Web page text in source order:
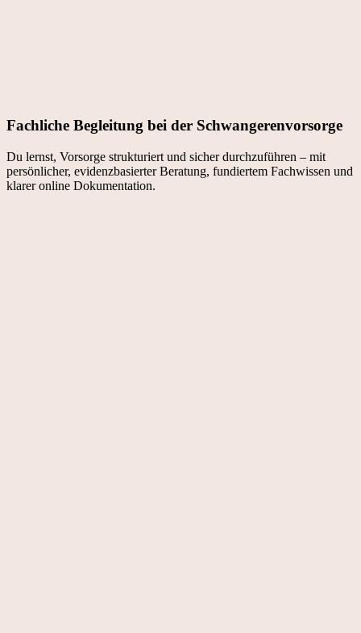
Fachliche Begleitung bei der Schwangeren­­vorsorge
Du lernst, Vorsorge strukturiert und sicher durchzuführen – mit
persönlicher, evidenzbasierter Beratung, fundiertem Fachwissen und
klarer online Dokumentation.